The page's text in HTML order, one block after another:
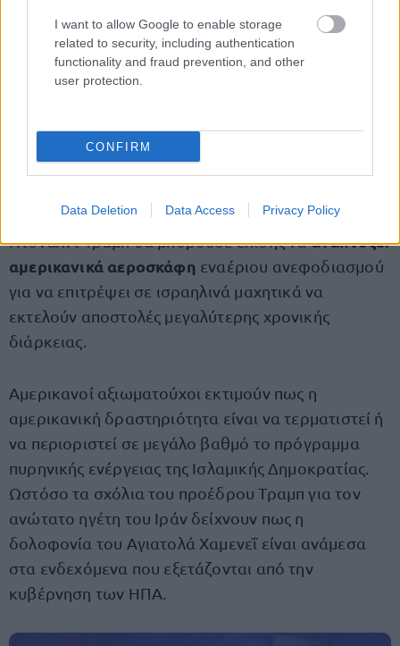
I want to allow Google to enable storage
related to security, including authentication
functionality and fraud prevention, and other
user protection.
CONFIRM
Data Deletion Data Access Privacy Policy
Η πιο πιθανή επιλογή είναι η χρήση αμερικανικής
κατασκευής βομβών κατά οχυρωμένων υπόγειων
θέσεων για να καταστραφεί η ιρανική
εγκατάσταση εμπλουτισμού ουρανίου στο Φορντό,
η ισραηλινή πολεμική αεροπορία
φθάσουν, κατά τις πηγές αυτές.
Η εφημερίδα New York Times ανέφερε ότι ο
Ντόναλντ Τραμπ θα μπορούσε επίσης νααναπτύξει
αμερικανικά αεροσκάφη εναέριου ανεφοδιασμού
για να επιτρέψει σε ισραηλινά μαχητικά να
εκτελούν αποστολές μεγαλύτερης χρονικής
διάρκειας.
Αμερικανοί αξιωματούχοι εκτιμούν πως η
αμερικανική δραστηριότητα είναι να τερματιστεί ή
να περιοριστεί σε μεγάλο βαθμό το πρόγραμμα
πυρηνικής ενέργειας της Ισλαμικής Δημοκρατίας.
Ωστόσο τα σχόλια του προέδρου Τραμπ για τον
ανώτατο ηγέτη του Ιράν δείχνουν πως η
δολοφονία του Αγιατολά Χαμενεΐ είναι ανάμεσα
στα ενδεχόμενα που εξετάζονται από την
κυβέρνηση των ΗΠΑ.